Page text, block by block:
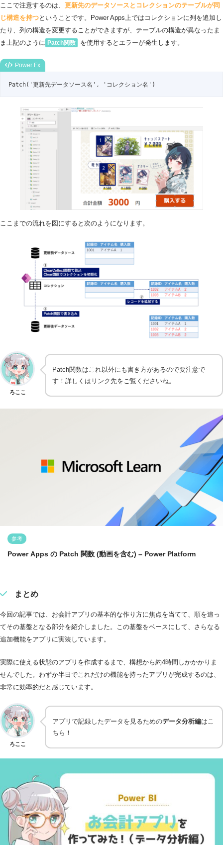
ここで注意するのは、 更新先のデータソースとコレクションのテーブルが同
じ構造を持つということです。Power Apps上ではコレクションに列を追加し
たり、列の構造を変更することができますが、テーブルの構造が異なったま
ま上記のように Patch関数 を使用するとエラーが発生します。
Power Fx
Patch('更新先データソース名', 'コレクション名')
ここまでの流れを図にすると次のようになります。
ろここ
Patch関数はこれ以外にも書き方があるので要注意で
す！詳しくはリンク先をご覧くださいね。
参考
Power Apps の Patch 関数 (動画を含む) – Power Platform
まとめ
今回の記事では、お会計アプリの基本的な作り方に焦点を当てて、順を追っ
てその基盤となる部分を紹介しました。この基盤をベースにして、さらなる
追加機能をアプリに実装しています。
実際に使える状態のアプリを作成するまで、構想から約4時間しかかかりま
せんでした。わずか半日でこれだけの機能を持ったアプリが完成するのは、
非常に効率的だと感じています。
ろここ
アプリで記録したデータを見るためのデータ分析編はこ
ちら！